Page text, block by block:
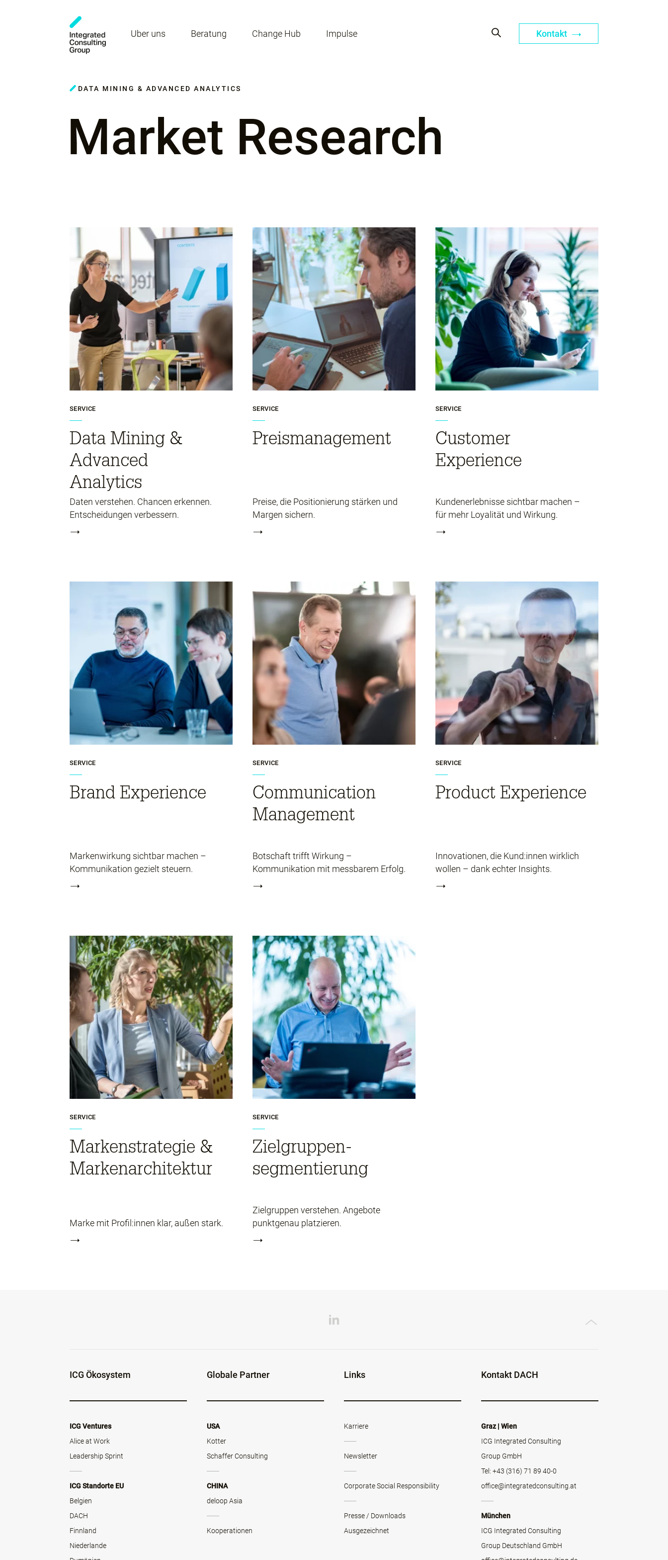
Über uns Beratung Change Hub Impulse Kontakt
DATA MINING & ADVANCED ANALYTICS
Market Research
SERVICE
Data Mining &
Advanced
Analytics
Daten verstehen. Chancen erkennen.
Entscheidungen verbessern.
SERVICE
Preismanagement
Preise, die Positionierung stärken und
Margen sichern.
SERVICE
Customer
Experience
Kundenerlebnisse sichtbar machen –
für mehr Loyalität und Wirkung.
SERVICE
Brand Experience
Markenwirkung sichtbar machen –
Kommunikation gezielt steuern.
SERVICE
Communication
Management
Botschaft trifft Wirkung –
Kommunikation mit messbarem Erfolg.
SERVICE
Product Experience
Innovationen, die Kund:innen wirklich
wollen – dank echter Insights.
SERVICE
Markenstrategie &
Markenarchitektur
Marke mit Profil:innen klar, außen stark.
SERVICE
Zielgruppen-
segmentierung
Zielgruppen verstehen. Angebote
punktgenau platzieren.
ICG Ökosystem
ICG Ventures
Alice at Work
Leadership Sprint
ICG Standorte EU
Belgien
DACH
Finnland
Niederlande
Globale Partner
USA
Kotter
Schaffer Consulting
CHINA
deloop Asia
Kooperationen
Links
Karriere
Newsletter
Corporate Social Responsibility
Presse / Downloads
Ausgezeichnet
Kontakt DACH
Graz | Wien
ICG Integrated Consulting
Group GmbH
Tel: +43 (316) 71 89 40-0
office@integratedconsulting.at
München
ICG Integrated Consulting
Group Deutschland GmbH